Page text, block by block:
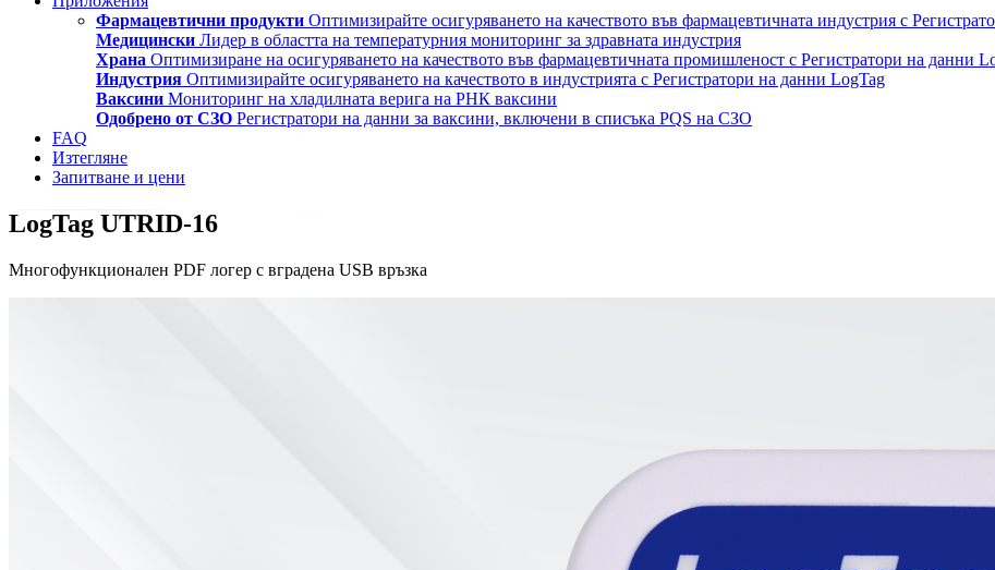
Фармацевтични продукти Оптимизирайте осигуряването на качеството във фармацевтичната индустрия с
Медицински Лидер в областта на температурния мониторинг за здравната индустрия
Храна Оптимизиране на осигуряването на качеството във фармацевтичната промишленост с Регистратори на данни
Индустрия Оптимизирайте осигуряването на качеството в индустрията с Регистратори на данни LogTag
Ваксини Мониторинг на хладилната верига на РНК ваксини
Одобрено от СЗО Регистратори на данни за ваксини, включени в списъка PQS на СЗО
FAQ
Изтегляне
Запитване и цени
LogTag UTRID-16
Многофункционален PDF логер с вградена USB връзка